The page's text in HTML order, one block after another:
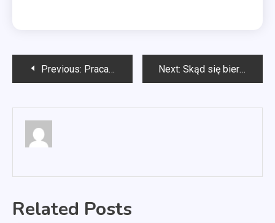
Nawigacja
Previous: Praca workation Next: Skąd się bierze miód
Related Posts